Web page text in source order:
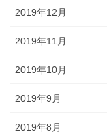
2019年12月
2019年11月
2019年10月
2019年9月
2019年8月